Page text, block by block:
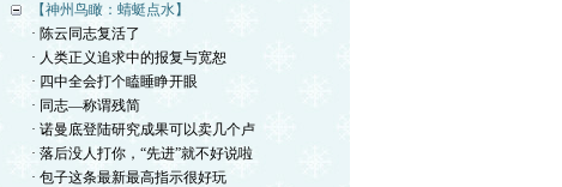
【神州鸟瞰：蜻蜓点水】
· 陈云同志复活了
· 人类正义追求中的报复与宽恕
· 四中全会打个瞌睡睁开眼
· 同志—称谓残简
· 诺曼底登陆研究成果可以卖几个卢
· 落后没人打你，“先进”就不好说啦
· 包子这条最新最高指示很好玩